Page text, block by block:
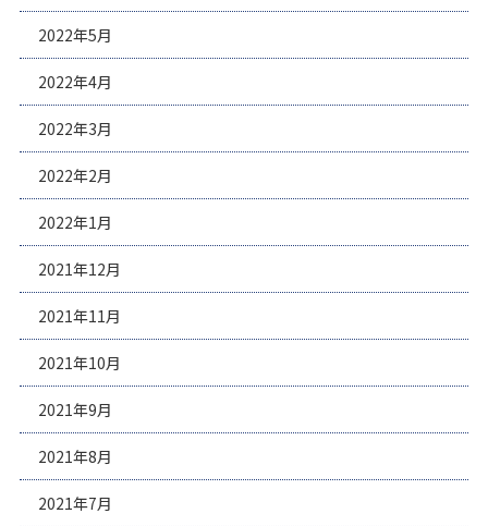
2022年5月
2022年4月
2022年3月
2022年2月
2022年1月
2021年12月
2021年11月
2021年10月
2021年9月
2021年8月
2021年7月